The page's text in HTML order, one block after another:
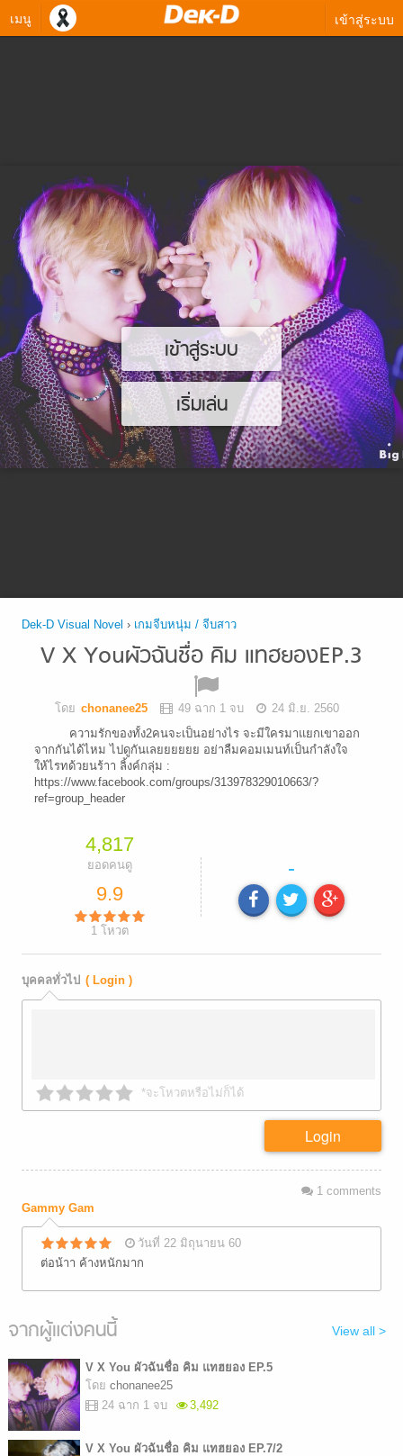
เมนู เข้าสู่ระบบ
เข้าสู่ระบบ
เริ่มเล่น
Dek-D Visual Novel › เกมจีบหนุ่ม / จีบสาว
V X Youผัวฉันชื่อ คิม แทฮยองEP.3
โดย chonanee25 49 ฉาก 1 จบ
24 มิ.ย. 2560
ความรักของทั้ง2คนจะเป็นอย่างไร จะมีใครมาแยกเขาออก
จากกันได้ไหม ไปดูกันเลยยยยยย อย่าลืมคอมเมนท์เป็นกำลังใจ
ให้ไรทด้วยนร้าา ลิ้งค์กลุ่ม :
https://www.facebook.com/groups/313978329010663/?
ref=group_header
4,817
ยอดคนดู
9.9
1โหวต
-
บุคคลทั่วไป ( Login )
*จะโหวตหรือไม่ก็ได้
Login
1comments
Gammy Gam
วันที่ 22 มิถุนายน 60
ต่อน้าา ค้างหนักมาก
จากผู้แต่งคนนี้ View all >
V X You ผัวฉันชื่อ คิม แทฮยอง EP.5
โดย chonanee25
24 ฉาก 1 จบ
3,492
V X You ผัวฉันชื่อ คิม แทฮยอง EP.7/2